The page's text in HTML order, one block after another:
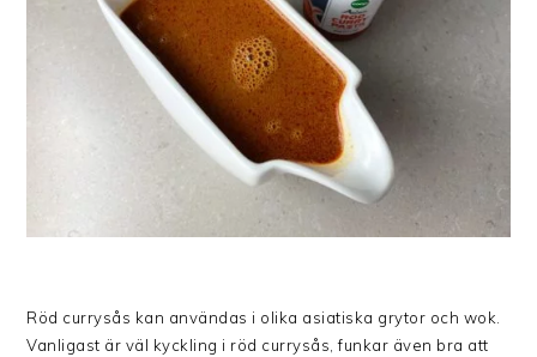
Röd currysås kan användas i olika asiatiska grytor och wok.
Vanligast är väl kyckling i röd currysås, funkar även bra att